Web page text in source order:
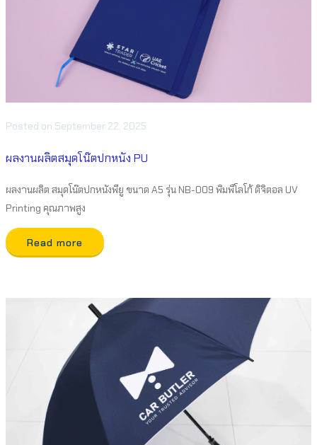
Posted on September 22, 2025
ผลงานผลิตสมุดโน๊ตปกหนัง PU
ผลงานผลิต สมุดโน๊ตปกหนังพียู ขนาด A5 รุ่น NB-009 พิมพืโลโก้ ดิจิตอล UV
Printing คุณภาพสูง
Read more